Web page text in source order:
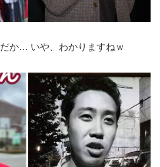
か… いや、わかりますねｗ